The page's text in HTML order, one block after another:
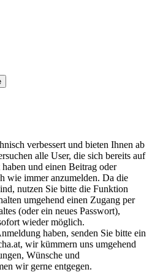
verbessert und bieten Ihnen ab
alle User, die sich bereits auf
und einen Beitrag oder
wie immer anzumelden. Da die
nutzen Sie bitte die Funktion
umgehend einen Zugang per
(oder ein neues Passwort),
wieder möglich.
haben, senden Sie bitte ein
wir kümmern uns umgehend
Wünsche und
wir gerne entgegen.